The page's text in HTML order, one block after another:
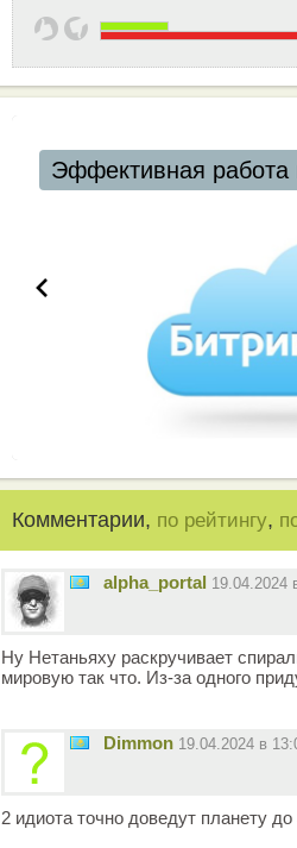
Эффективная
Комментарии, по рейтингу,
alpha_portal 19.04.2024
Ну Нетаньяху раскручивает
мировую так что. Из-за одного
Dimmon 19.04.2024 в
2 идиота точно доведут планету